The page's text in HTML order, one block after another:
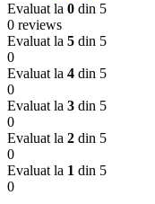
Evaluat la 0 din 5
0 reviews
Evaluat la 5 din 5
0
Evaluat la 4 din 5
0
Evaluat la 3 din 5
0
Evaluat la 2 din 5
0
Evaluat la 1 din 5
0